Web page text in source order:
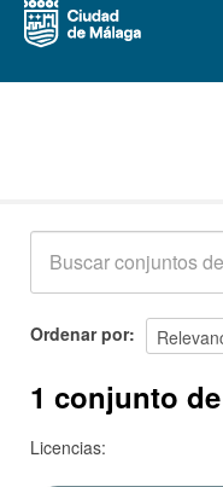
Acerca de
Ordenar por
1 conjunto
Licencias: